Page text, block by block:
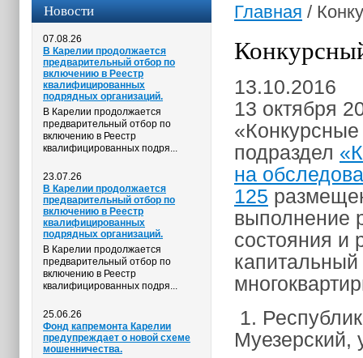
Новости
07.08.26
В Карелии продолжается
предварительный отбор по
включению в Реестр
квалифицированных
подрядных организаций.
В Карелии продолжается
предварительный отбор по
включению в Реестр
квалифицированных подря...
23.07.26
В Карелии продолжается
предварительный отбор по
включению в Реестр
квалифицированных
подрядных организаций.
В Карелии продолжается
предварительный отбор по
включению в Реестр
квалифицированных подря...
25.06.26
Фонд капремонта Карелии
предупреждает о новой схеме
мошенничества.
Главная /
13.10.2016
13 октября
подраздел
на
125
выполнение
состояния и
1.
Муезерский,